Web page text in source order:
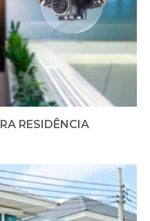
RESIDÊNCIA